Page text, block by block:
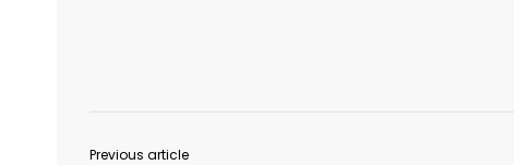
Previous article